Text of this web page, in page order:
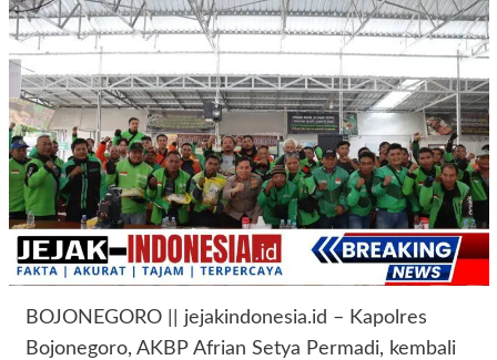
BOJONEGORO || jejakindonesia.id – Kapolres
Bojonegoro, AKBP Afrian Setya Permadi, kembali